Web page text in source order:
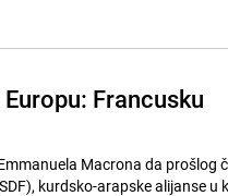
Francusku
Macrona da prošlog
kurdsko-arapske alijanse u